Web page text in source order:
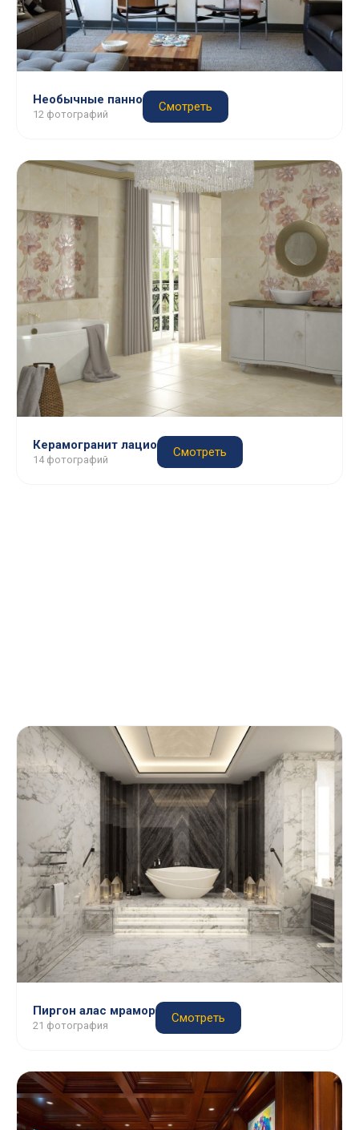
Необычные панно
12 фотографий
Смотреть
Керамогранит лацио
14 фотографий
Смотреть
Пиргон алас мрамор
21 фотография
Смотреть